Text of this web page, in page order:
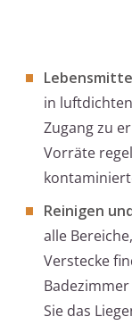
in
Zugang zu
Vorräte
Reinigen
alle
Verstecke
Sie das